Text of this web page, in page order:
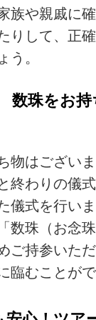
族や親戚に
りして、正
う。
珠をお持
物はござい
終わりの儀
儀式を行い
数珠（お念
ご持参いた
臨むことがで